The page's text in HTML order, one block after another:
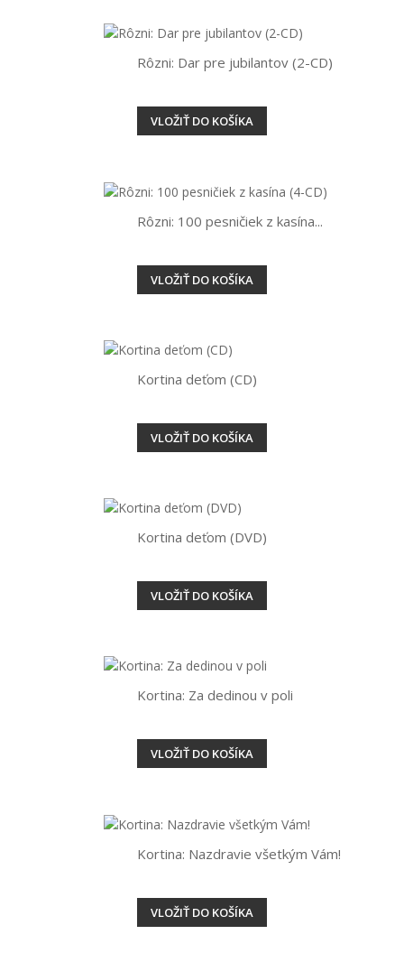
Rôzni: Dar pre jubilantov (2-CD)
VLOŽIŤ DO KOŠÍKA
Rôzni: 100 pesničiek z kasína...
VLOŽIŤ DO KOŠÍKA
Kortina deťom (CD)
VLOŽIŤ DO KOŠÍKA
Kortina deťom (DVD)
VLOŽIŤ DO KOŠÍKA
Kortina: Za dedinou v poli
VLOŽIŤ DO KOŠÍKA
Kortina: Nazdravie všetkým Vám!
VLOŽIŤ DO KOŠÍKA